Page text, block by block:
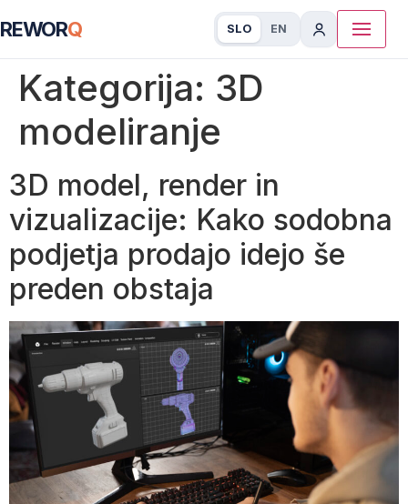
REWORQ SLO EN
Kategorija: 3D
modeliranje
3D model, render in
vizualizacije: Kako sodobna
podjetja prodajo idejo še
preden obstaja